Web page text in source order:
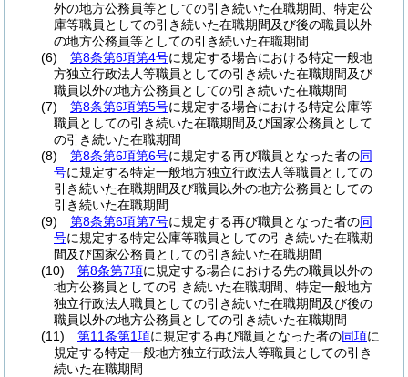
外の地方公務員等としての引き続いた在職期間、特定公
庫等職員としての引き続いた在職期間及び後の職員以外
の地方公務員等としての引き続いた在職期間
(6)
第8条第6項第4号に規定する場合における特定一般地
方独立行政法人等職員としての引き続いた在職期間及び
職員以外の地方公務員としての引き続いた在職期間
(7)
第8条第6項第5号に規定する場合における特定公庫等
職員としての引き続いた在職期間及び国家公務員として
の引き続いた在職期間
(8)
第8条第6項第6号に規定する再び職員となった者の同
号に規定する特定一般地方独立行政法人等職員としての
引き続いた在職期間及び職員以外の地方公務員としての
引き続いた在職期間
(9)
第8条第6項第7号に規定する再び職員となった者の同
号に規定する特定公庫等職員としての引き続いた在職期
間及び国家公務員としての引き続いた在職期間
(10)
第8条第7項に規定する場合における先の職員以外の
地方公務員としての引き続いた在職期間、特定一般地方
独立行政法人職員としての引き続いた在職期間及び後の
職員以外の地方公務員としての引き続いた在職期間
(11)
第11条第1項に規定する再び職員となった者の同項に
規定する特定一般地方独立行政法人等職員としての引き
続いた在職期間